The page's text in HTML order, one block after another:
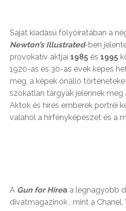
Saját kiadású folyóiratában a
Newton’s Illustrated-ben
provokatív aktjai 1985 és 1995
1920-as és 30-as évek képes
meg, a képek önálló
szokatlan tárgyak jelennek meg
Aktok és híres emberek portréi
valahol a hírfényképészet és a
A Gun for Hirea a legnagyobb
divatmagazinok , mint a Chanel,